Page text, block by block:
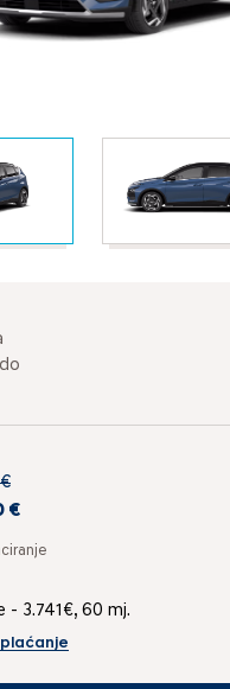
€
- 3.741€, 60 mj.